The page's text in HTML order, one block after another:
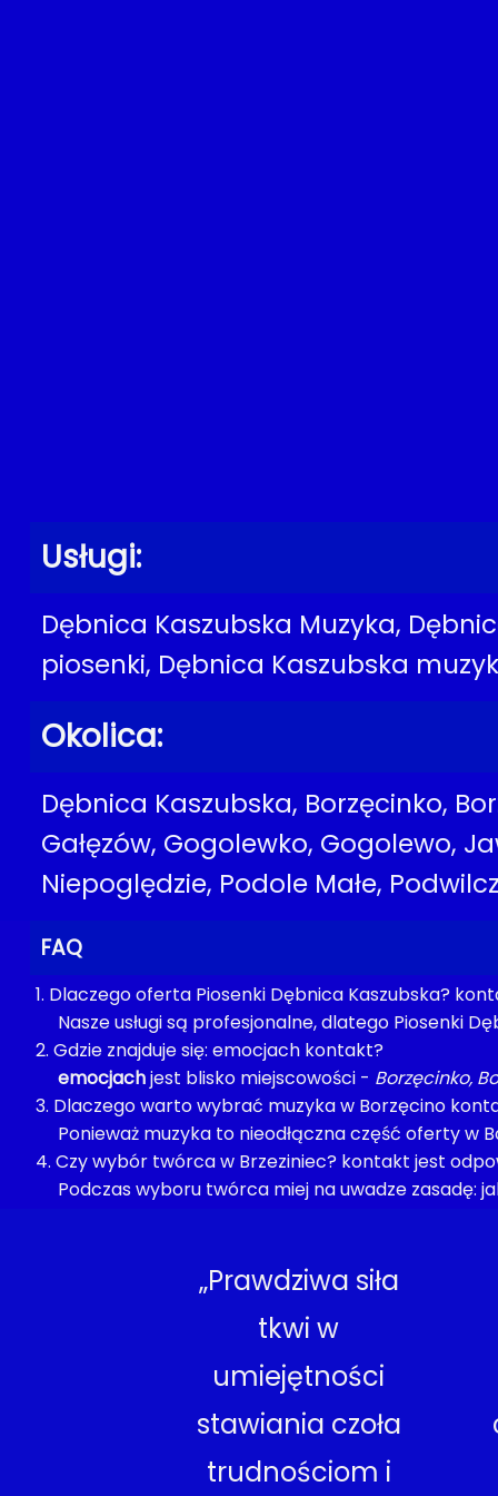
Usługi:
Dębnica Kaszubska Muzyka,
piosenki, Dębnica Kaszubska
Okolica:
Dębnica Kaszubska, Borzęcinko,
Gałęzów, Gogolewko, Gogolewo,
Niepoględzie, Podole Małe,
FAQ
1. Dlaczego oferta Piosenki Dębnica Kaszubska?
Nasze usługi są profesjonalne, dlatego Piosenki
2. Gdzie znajduje się: emocjach kontakt?
emocjachjest blisko miejscowości - Borzęcinko,
3. Dlaczego warto wybrać muzyka w Borzęcino
Ponieważ muzyka to nieodłączna część oferty w
4. Czy wybór twórca w Brzeziniec? kontakt jest
Podczas wyboru twórca miej na uwadze zasadę:
„Prawdziwa siła
tkwi w
umiejętności
stawiania czoła
trudnościom i